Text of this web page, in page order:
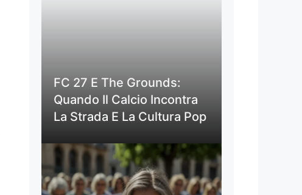
FC 27 E The Grounds:
Quando Il Calcio Incontra
La Strada E La Cultura Pop